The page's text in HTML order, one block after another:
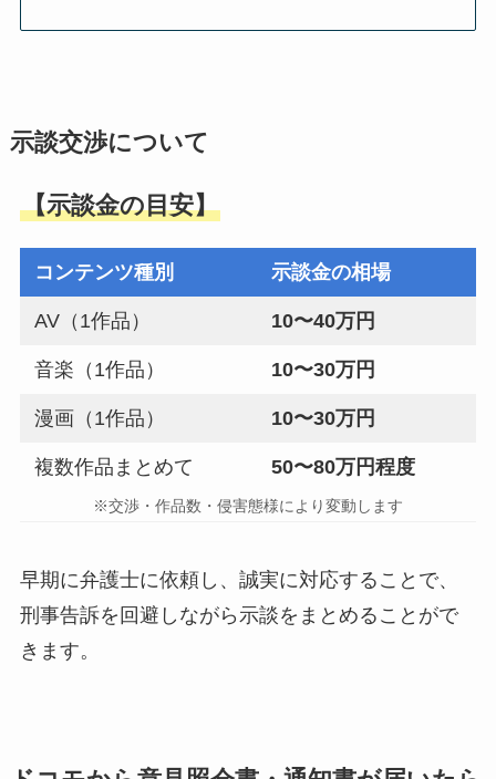
示談交渉について
【示談金の目安】
コンテンツ種別 示談金の相場
AV（1作品） 10〜40万円
音楽（1作品） 10〜30万円
漫画（1作品） 10〜30万円
複数作品まとめて 50〜80万円程度
※交渉・作品数・侵害態様により変動します
早期に弁護士に依頼し、誠実に対応することで、
刑事告訴を回避しながら示談をまとめることがで
きます。